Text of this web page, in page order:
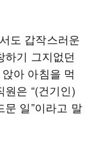
도 갑작스러운
하기 그지없던
아 아침을 먹
은 “(건기인)
일”이라고 말